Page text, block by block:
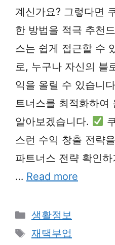
계신가요? 그렇다면
한 방법을 적극 추천
스는 쉽게 접근할 수
로, 누구나 자신의 블
익을 올릴 수 있습니
트너스를 최적화하여
알아보겠습니다.
스런 수익 창출 전략
파트너스 전략 확인
… Read more
Categories
생활정보
Tags
재택부업